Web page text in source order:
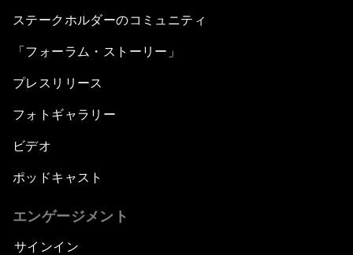
ステークホルダーのコミュニティ
「フォーラム・ストーリー」
プレスリリース
フォトギャラリー
ビデオ
ポッドキャスト
エンゲージメント
サインイン